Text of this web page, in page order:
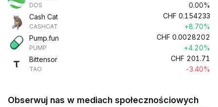
DOS
0.00%
Cash Cat
CASHCAT
CHF 0.154233
+8.70%
Pump.fun
PUMP
CHF 0.0028202
+4.20%
Bittensor
TAO
CHF 201.71
-3.40%
Obserwuj nas w mediach społecznościowych